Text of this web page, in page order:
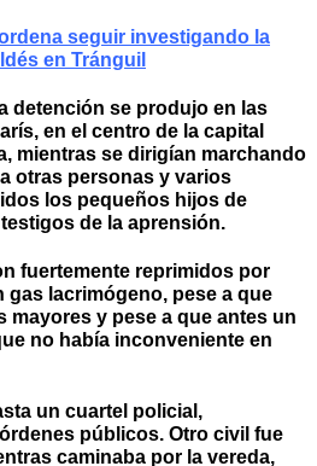
seguir investigando la
en Tránguil
detención se produjo en las
en el centro de la capital
mientras se dirigían marchando
otras personas y varios
los pequeños hijos de
de la aprensión.
fuertemente reprimidos por
gas lacrimógeno, pese a que
mayores y pese a que antes un
no había inconveniente en
un cuartel policial,
públicos. Otro civil fue
caminaba por la vereda,